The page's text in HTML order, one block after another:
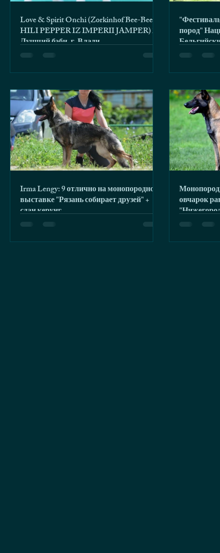
Love & Spirit Onchi (Zorkinhof Bee-Bee x
HILI PEPPER IZ IMPERII JAMPER) 2x
Лучший бэби. г. Влади
пород"
Irma Lengy: 9 отлично на монопородной
выставке "Рязань собирает друзей" +
сдан керунг.
овчарок